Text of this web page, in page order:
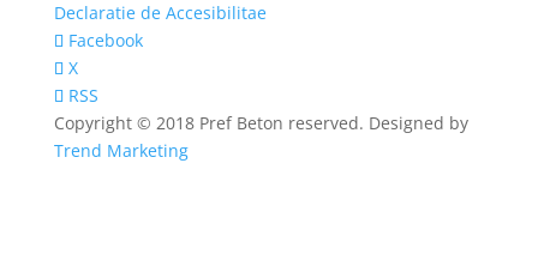
Declaratie de Accesibilitae
Facebook
X
RSS
Copyright © 2018 Pref Beton reserved. Designed by
Trend Marketing